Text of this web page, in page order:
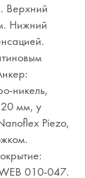
Верхний
Нижний
никель,
мм, у
Piezo,
010-047.